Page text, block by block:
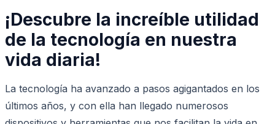
¡Descubre la increíble utilidad
de la tecnología en nuestra
vida diaria!
La tecnología ha avanzado a pasos agigantados en los
últimos años, y con ella han llegado numerosos